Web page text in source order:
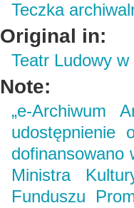
Teczka
Original in:
Teatr Ludowy
Note:
„e-Archiwum
udostępnienie
dofinansowano
Ministra
Funduszu